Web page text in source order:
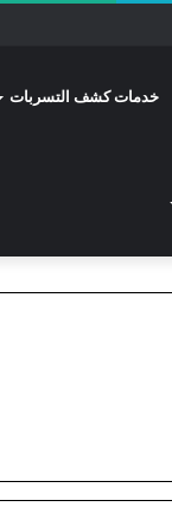
خدمات كشف التسربات